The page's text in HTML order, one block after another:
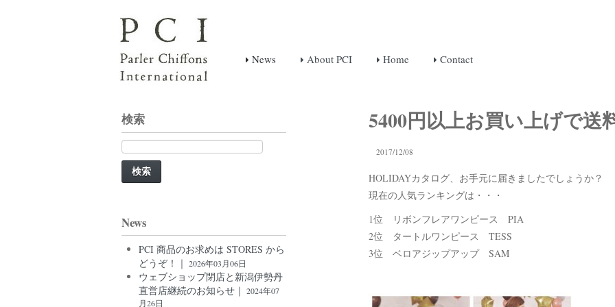
News About PCI Home Contact
5400円以上お買い上げで送
2017/12/08
HOLIDAYカタログ、お手元に届きましたでしょうか？
現在の人気ランキングは・・・
1位 リボンフレアワンピース PIA
2位 タートルワンピース TESS
3位 ベロアジップアップ SAM
検索
検
索:
News
PCI 商品のお求めは STORES から
どうぞ！｜ 2026年03月06日
ウェブショップ閉店と新潟伊勢丹
直営店継続のお知らせ｜ 2024年07
月26日